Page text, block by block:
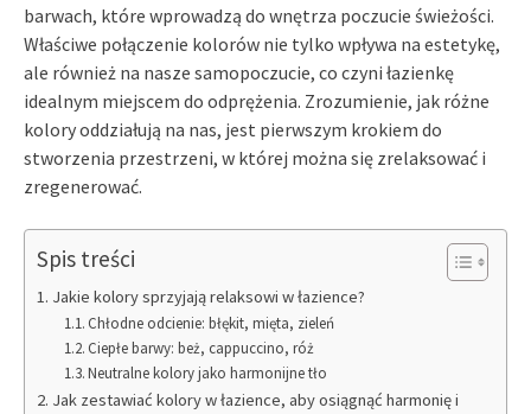
barwach, które wprowadzą do wnętrza poczucie świeżości.
Właściwe połączenie kolorów nie tylko wpływa na estetykę,
ale również na nasze samopoczucie, co czyni łazienkę
idealnym miejscem do odprężenia. Zrozumienie, jak różne
kolory oddziałują na nas, jest pierwszym krokiem do
stworzenia przestrzeni, w której można się zrelaksować i
zregenerować.
Spis treści
Jakie kolory sprzyjają relaksowi w łazience?
Chłodne odcienie: błękit, mięta, zieleń
Ciepłe barwy: beż, cappuccino, róż
Neutralne kolory jako harmonijne tło
Jak zestawiać kolory w łazience, aby osiągnąć harmonię i